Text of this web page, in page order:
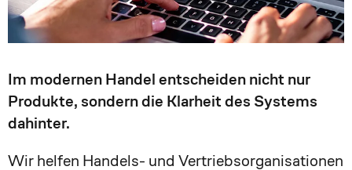
Im modernen Handel entscheiden nicht nur
Produkte, sondern die Klarheit des Systems
dahinter.
Wir helfen Handels- und Vertriebsorganisationen